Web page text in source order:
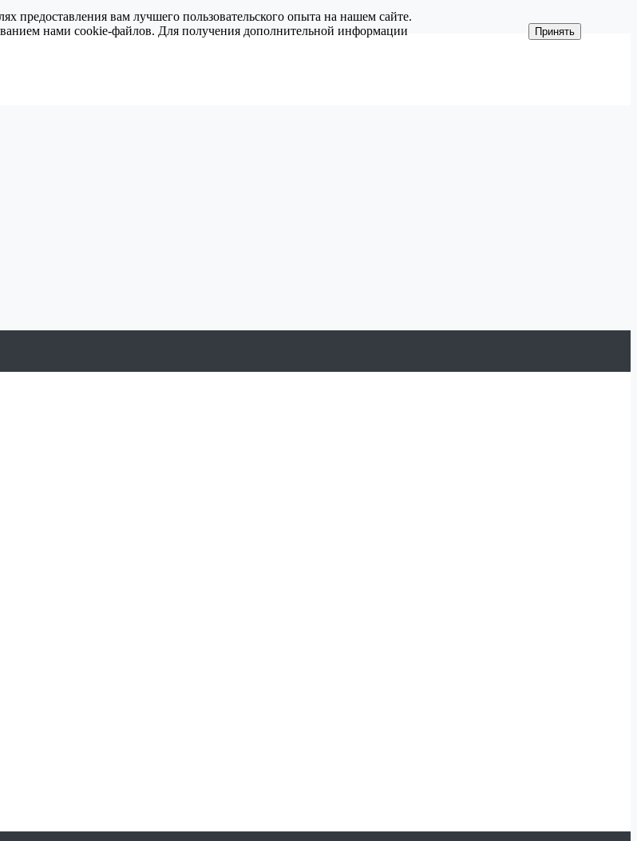
предоставления вам лучшего пользовательского опыта на нашем сайте.
нами cookie-файлов. Для получения дополнительной информации
Принять